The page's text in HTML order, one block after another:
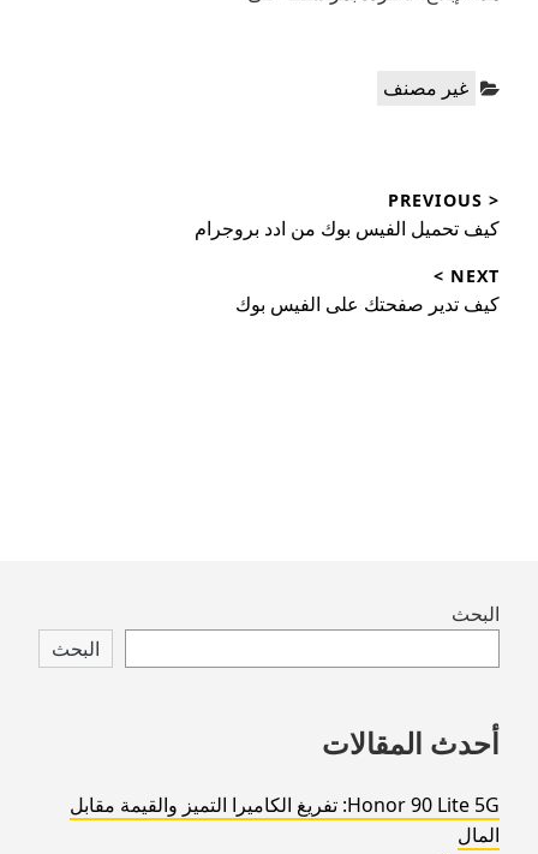
Categories:
غير مصنف
المقالات
< PREVIOUS
Previous
كيف تحميل الفيس بوك من ادد بروجرام
NEXT >
Next
كيف تدير صفحتك على الفيس بوك
Skip
footer
البحث
البحث
أحدث المقالات
Honor 90 Lite 5G: تفريغ الكاميرا التميز والقيمة مقابل
المال